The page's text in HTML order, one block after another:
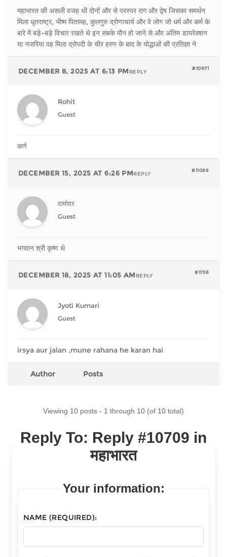
महाभारत की असली वजह थी दोनों और से परस्पर राग और द्वेष जिसका समर्थन
मिला धृतराष्ट्र, भीष्म पितामह, कुलगुरु द्रोणाचार्य और वे लोग जो धर्म और कर्म के
बारे में बड़े-बड़े विचार रखते थे इन सबके मौन हो जाने से और अंतिम डायरेक्शन
या नजरिया वह मिला द्रोपदी के चीर हरण के बाद के योद्धाओं की प्रतिज्ञा ने
DECEMBER 8, 2025 AT 6:13 PM #10971
REPLY
Rohit
Guest
कर्ण
DECEMBER 15, 2025 AT 6:26 PM #11086
REPLY
दामोदर
Guest
भगवान श्री कृष्ण थे
DECEMBER 18, 2025 AT 11:05 AM #11118
REPLY
Jyoti Kumari
Guest
irsya aur jalan ,mune rahana he karan hai
Author Posts
Viewing 10 posts - 1 through 10 (of 10 total)
Reply To: Reply #10709 in
महाभारत
Your information:
NAME (REQUIRED):